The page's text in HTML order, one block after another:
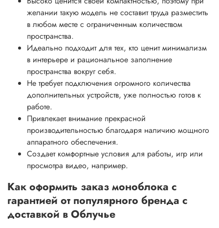
желании такую модель не составит труда разместить
в любом месте с ограниченным количеством
пространства.
Идеально подходит для тех, кто ценит минимализм
в интерьере и рациональное заполнение
пространства вокруг себя.
Не требует подключения огромного количества
дополнительных устройств, уже полностью готов к
работе.
Привлекает внимание прекрасной
производительностью благодаря наличию мощного
аппаратного обеспечения.
Создает комфортные условия для работы, игр или
просмотра видео, например.
Как оформить заказ моноблока с
гарантией от популярного бренда с
доставкой в Облучье